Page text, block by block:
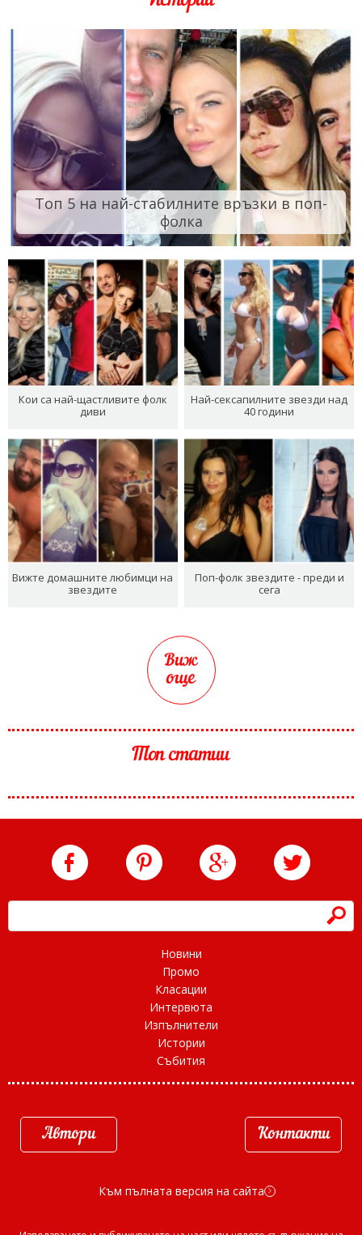
Топ 5 на най-стабилните връзки в поп-
фолка
Кои са най-щастливите фолк
диви
Най-сексапилните звезди над
40 години
Вижте домашните любимци на
звездите
Поп-фолк звездите - преди и
сега
Виж
още
Топ статии
h
Новини
Промо
Класации
Интервюта
Изпълнители
Истории
Събития
Автори Контакти
Към пълната версия на сайта d